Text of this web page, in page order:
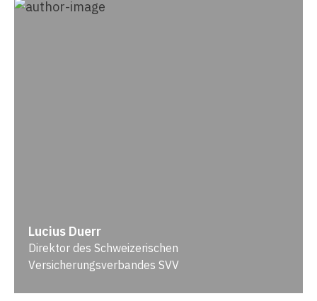
Lucius Duerr
Direktor des Schweizerischen
Versicherungsverbandes SVV